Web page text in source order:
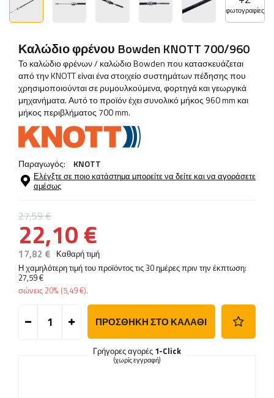
φωτογραφίες
Καλώδιο φρένου Bowden KNOTT 700/960
Το καλώδιο φρένων / καλώδιο Bowden που κατασκευάζεται
από την KNOTT είναι ένα στοιχείο συστημάτων πέδησης που
χρησιμοποιούνται σε ρυμουλκούμενα, φορτηγά και γεωργικά
μηχανήματα. Αυτό το προϊόν έχει συνολικό μήκος 960 mm και
μήκος περιβλήματος 700 mm.
Παραγωγός: KNOTT
Ελέγξτε σε ποιο κατάστημα μπορείτε να δείτε και να αγοράσετε
αμέσως
27,59 €
22,10 €
17,82 € Καθαρή τιμή
Η χαμηλότερη τιμή του προϊόντος τις 30 ημέρες πριν την έκπτωση:
27,59 €
σώνεις 20% (5,49 €).
ΠΡΟΣΘΉΚΗ ΣΤΟ ΚΑΛΆΘΙ
Γρήγορες αγορές 1-Click
(χωρίς εγγραφή)